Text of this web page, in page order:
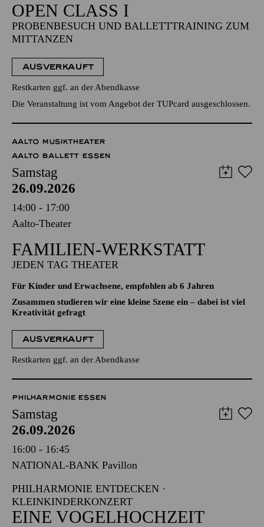
OPEN CLASS I
PROBENBESUCH UND BALLETTTRAINING ZUM
MITTANZEN
AUSVERKAUFT
Restkarten ggf. an der Abendkasse
Die Veranstaltung ist vom Angebot der TUPcard ausgeschlossen.
AALTO MUSIKTHEATER
AALTO BALLETT ESSEN
Samstag
26.09.2026
14:00 - 17:00
Aalto-Theater
FAMILIEN-WERKSTATT
JEDEN TAG THEATER
Für Kinder und Erwachsene, empfohlen ab 6 Jahren
Zusammen studieren wir eine kleine Szene ein – dabei ist viel
Kreativität gefragt
AUSVERKAUFT
Restkarten ggf. an der Abendkasse
PHILHARMONIE ESSEN
Samstag
26.09.2026
16:00 - 16:45
NATIONAL-BANK Pavillon
PHILHARMONIE ENTDECKEN ·
KLEINKINDERKONZERT
EINE VOGELHOCHZEIT